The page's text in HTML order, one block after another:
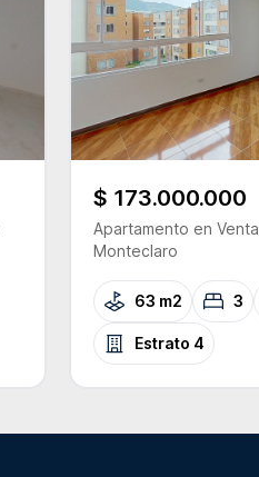
$ 173.000.000
Apartamento en Venta
Monteclaro
63 m2 3
Estrato 4